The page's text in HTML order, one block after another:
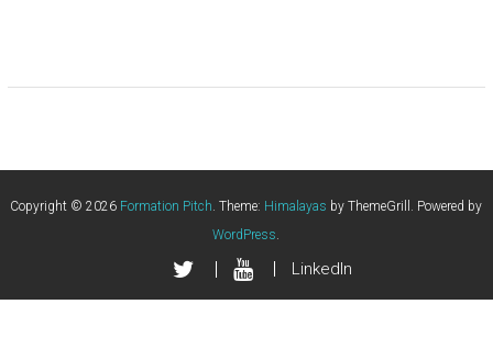
Copyright © 2026 Formation Pitch. Theme: Himalayas by ThemeGrill. Powered by
WordPress.
LinkedIn